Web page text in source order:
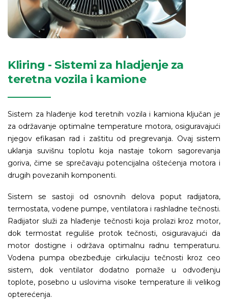
Kliring - Sistemi za hladjenje za
teretna vozila i kamione
Sistem za hlađenje kod teretnih vozila i kamiona ključan je
za održavanje optimalne temperature motora, osiguravajući
njegov efikasan rad i zaštitu od pregrevanja. Ovaj sistem
uklanja suvišnu toplotu koja nastaje tokom sagorevanja
goriva, čime se sprečavaju potencijalna oštećenja motora i
drugih povezanih komponenti.
Sistem se sastoji od osnovnih delova poput radijatora,
termostata, vodene pumpe, ventilatora i rashladne tečnosti.
Radijator služi za hlađenje tečnosti koja prolazi kroz motor,
dok termostat reguliše protok tečnosti, osiguravajući da
motor dostigne i održava optimalnu radnu temperaturu.
Vodena pumpa obezbeđuje cirkulaciju tečnosti kroz ceo
sistem, dok ventilator dodatno pomaže u odvođenju
toplote, posebno u uslovima visoke temperature ili velikog
opterećenja.